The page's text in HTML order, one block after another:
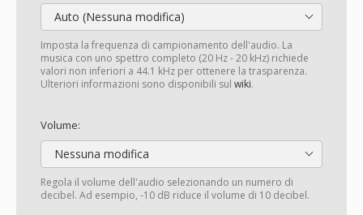
Auto (Nessuna modifica)
Imposta la frequenza di campionamento dell'audio. La
musica con uno spettro completo (20 Hz - 20 kHz) richiede
valori non inferiori a 44.1 kHz per ottenere la trasparenza.
Ulteriori informazioni sono disponibili sul wiki.
Volume:
Nessuna modifica
Regola il volume dell'audio selezionando un numero di
decibel. Ad esempio, -10 dB riduce il volume di 10 decibel.